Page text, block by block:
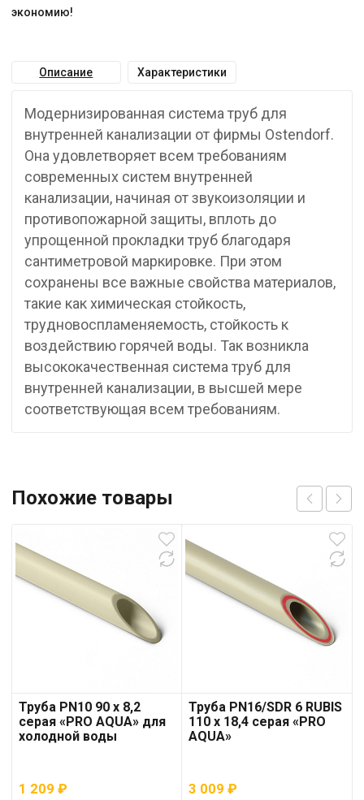
экономию!
Описание Характеристики
Модернизированная система труб для
внутренней канализации от фирмы Ostendorf.
Она удовлетворяет всем требованиям
современных систем внутренней
канализации, начиная от звукоизоляции и
противопожарной защиты, вплоть до
упрощенной прокладки труб благодаря
сантиметровой маркировке. При этом
сохранены все важные свойства материалов,
такие как химическая стойкость,
трудновоспламеняемость, стойкость к
воздействию горячей воды. Так возникла
высококачественная система труб для
внутренней канализации, в высшей мере
соответствующая всем требованиям.
Похожие товары
Труба PN10 90 x 8,2
серая «PRO AQUA» для
холодной воды
1 209 ₽
Труба PN16/SDR 6 RUBIS
110 x 18,4 серая «PRO
AQUA»
3 009₽